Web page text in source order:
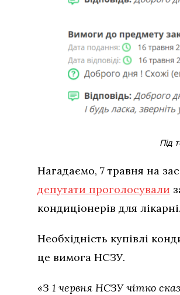
Під
Нагадаємо, 7 травня на
депутати проголосували
кондиціонерів для лікарні.
Необхідність купівлі
це вимога НСЗУ.
«З 1 червня НСЗУ чітко